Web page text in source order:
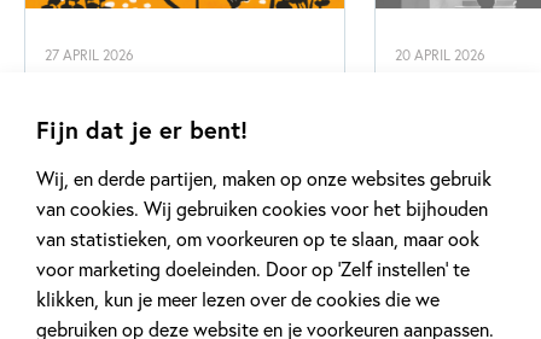
Fijn dat je er bent!
Wij, en derde partijen, maken op onze websites gebruik
van cookies. Wij gebruiken cookies voor het bijhouden
van statistieken, om voorkeuren op te slaan, maar ook
voor marketing doeleinden. Door op ‘Zelf instellen’ te
klikken, kun je meer lezen over de cookies die we
gebruiken op deze website en je voorkeuren aanpassen.
27 APRIL 2026
voor Moederdag
Lees meer
20 APRIL 2026
Lees meer
Bekijk alle artikelen